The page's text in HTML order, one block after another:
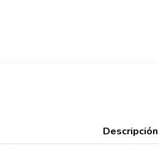
Descripción